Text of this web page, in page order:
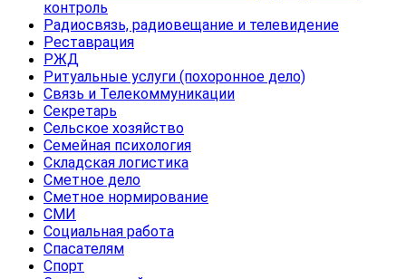
контроль
Радиосвязь, радиовещание и телевидение
Реставрация
РЖД
Ритуальные услуги (похоронное дело)
Связь и Телекоммуникации
Секретарь
Сельское хозяйство
Семейная психология
Складская логистика
Сметное дело
Сметное нормирование
СМИ
Социальная работа
Спасателям
Спорт